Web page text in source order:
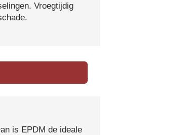
Vroegtijdig
is EPDM de ideale